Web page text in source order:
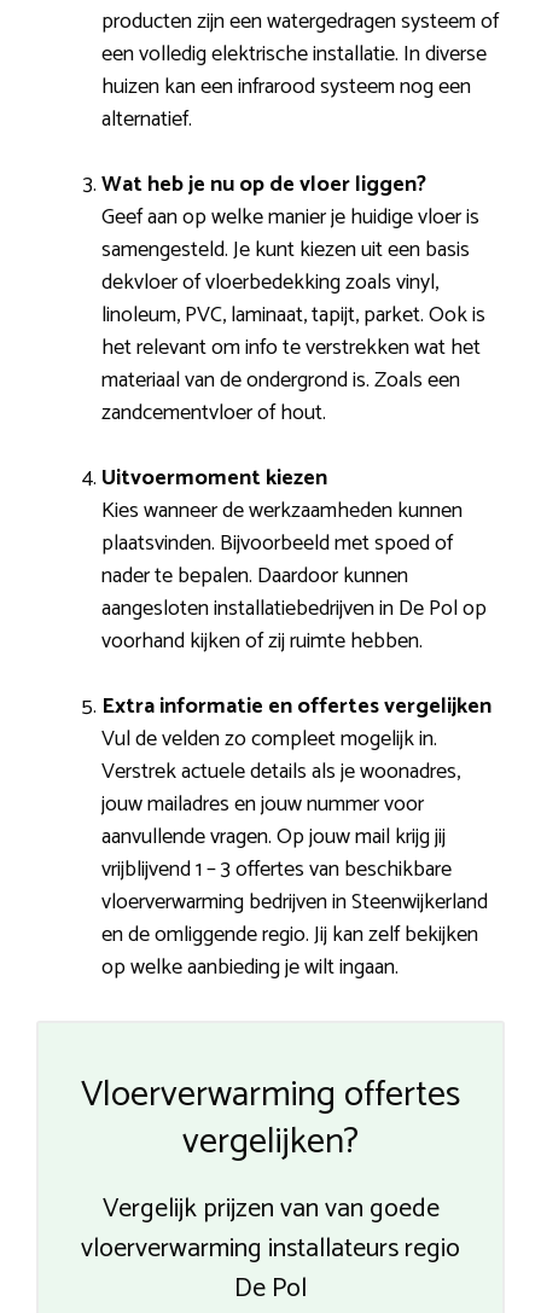
producten zijn een watergedragen systeem of
een volledig elektrische installatie. In diverse
huizen kan een infrarood systeem nog een
alternatief.
Wat heb je nu op de vloer liggen?
Geef aan op welke manier je huidige vloer is
samengesteld. Je kunt kiezen uit een basis
dekvloer of vloerbedekking zoals vinyl,
linoleum, PVC, laminaat, tapijt, parket. Ook is
het relevant om info te verstrekken wat het
materiaal van de ondergrond is. Zoals een
zandcementvloer of hout.
Uitvoermoment kiezen
Kies wanneer de werkzaamheden kunnen
plaatsvinden. Bijvoorbeeld met spoed of
nader te bepalen. Daardoor kunnen
aangesloten installatiebedrijven in De Pol op
voorhand kijken of zij ruimte hebben.
Extra informatie en offertes vergelijken
Vul de velden zo compleet mogelijk in.
Verstrek actuele details als je woonadres,
jouw mailadres en jouw nummer voor
aanvullende vragen. Op jouw mail krijg jij
vrijblijvend 1 – 3 offertes van beschikbare
vloerverwarming bedrijven in Steenwijkerland
en de omliggende regio. Jij kan zelf bekijken
op welke aanbieding je wilt ingaan.
Vloerverwarming offertes
vergelijken?
Vergelijk prijzen van van goede
vloerverwarming installateurs regio
De Pol